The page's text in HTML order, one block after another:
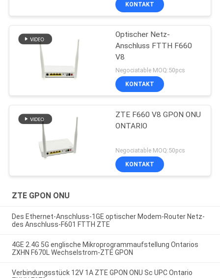
KONTAKT
Optischer Netz-
Anschluss FTTH F660
V8
Negociatable MOQ:50pcs
KONTAKT
ZTE F660 V8 GPON ONU
ONTARIO
Negociatable MOQ:50pcs
KONTAKT
ZTE GPON ONU
Des Ethernet-Anschluss-1GE optischer Modem-Router Netz-
des Anschluss-F601 FTTH ZTE
4GE 2.4G 5G englische Mikroprogrammaufstellung Ontarios
ZXHN F670L Wechselstrom-ZTE GPON
Verbindungsstück 12V 1A ZTE GPON ONU Sc UPC Ontario